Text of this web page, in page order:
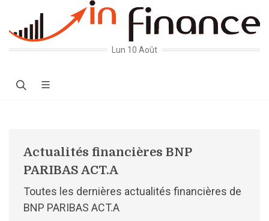
Lun 10 Août
Actualités financières BNP
PARIBAS ACT.A
Toutes les dernières actualités financières de
BNP PARIBAS ACT.A